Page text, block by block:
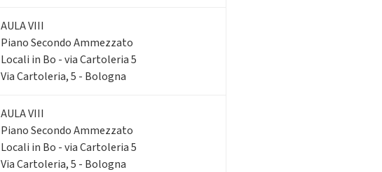
AULA VIII
Piano Secondo Ammezzato
Locali in Bo - via Cartoleria 5
Via Cartoleria, 5 - Bologna
AULA VIII
Piano Secondo Ammezzato
Locali in Bo - via Cartoleria 5
Via Cartoleria, 5 - Bologna